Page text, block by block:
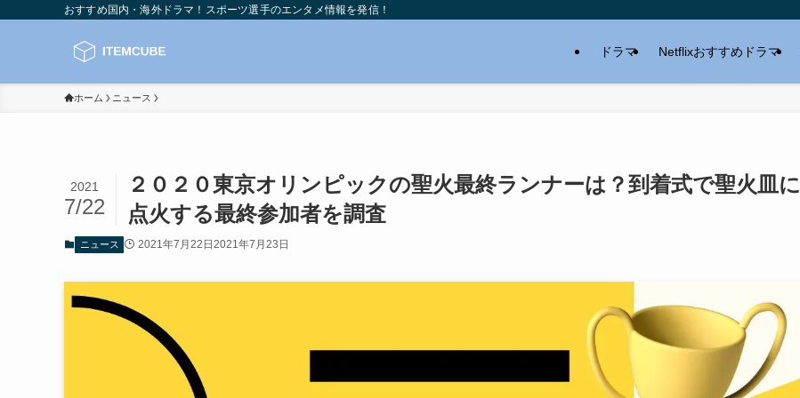
おすすめ国内・海外ドラマ！スポーツ選手のエンタメ情報を発信！
ドラマ Netflixおすすめドラマ
ホーム ニュース
２０２０東京オリンピックの聖火最終ランナーは？到着式で聖火皿に
点火する最終参加者を調査
2021
7/22
ニュース 2021年7月22日 2021年7月23日